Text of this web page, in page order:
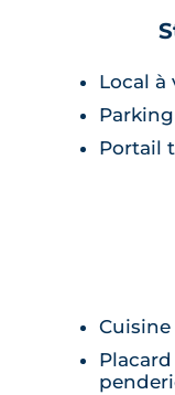
30
répartis sur 5
sont réunies
standing :
digicode,
Chaque
exceptionnelle
Prolongés en
Local à
Portail